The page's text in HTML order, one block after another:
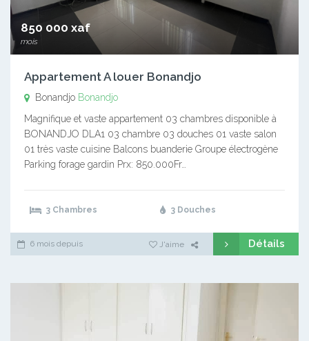
850 000 xaf
mois
Appartement A louer Bonandjo
Bonandjo Bonandjo
Magnifique et vaste appartement 03 chambres disponible à
BONANDJO DLA1 03 chambre 03 douches 01 vaste salon
01 très vaste cuisine Balcons buanderie Groupe électrogène
Parking forage gardin Prx: 850.000Fr…
3 Chambres 3 Douches
6 mois depuis J'aime Détails